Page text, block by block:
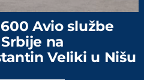
Avio službe
na
Veliki u Nišu